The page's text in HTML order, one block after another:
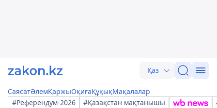
Қаз
СаясатӘлемҚаржыОқиғаҚұқықМақалалар
#Референдум-2026
#Қазақстан мақтанышы